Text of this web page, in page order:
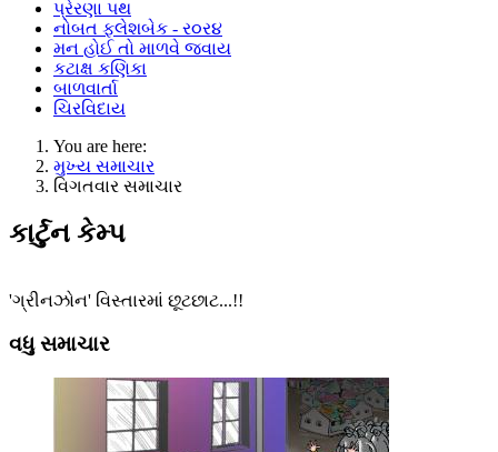
પ્રેરણા પથ
નોબત ફ્લેશબેક - ર૦ર૪
મન હોઈ તો માળવે જવાય
કટાક્ષ કણિકા
બાળવાર્તા
ચિરવિદાય
You are here:
મુખ્ય સમાચાર
વિગતવાર સમાચાર
કાર્ટુન કેમ્પ
'ગ્રીનઝોન' વિસ્તારમાં છૂટછાટ...!!
વધુ સમાચાર